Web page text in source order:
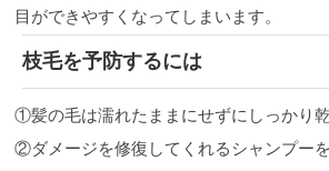
目ができやすくなってしまいます。
枝毛を予防するには
①髪の毛は濡れたままにせずにしっかり乾
②ダメージを修復してくれるシャンプーを